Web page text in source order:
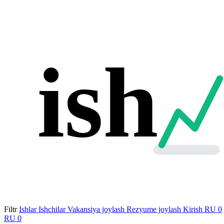
ish
Filtr Ishlar Ishchilar Vakansiya joylash Rezyume joylash Kirish RU 0
RU 0